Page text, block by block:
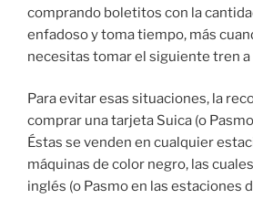
comprando boletitos con la
enfadoso y toma tiempo, más
necesitas tomar el siguiente tren a
Para evitar esas situaciones, la
comprar una tarjeta Suica (o
Éstas se venden en cualquier
máquinas de color negro, las
inglés (o Pasmo en las estaciones